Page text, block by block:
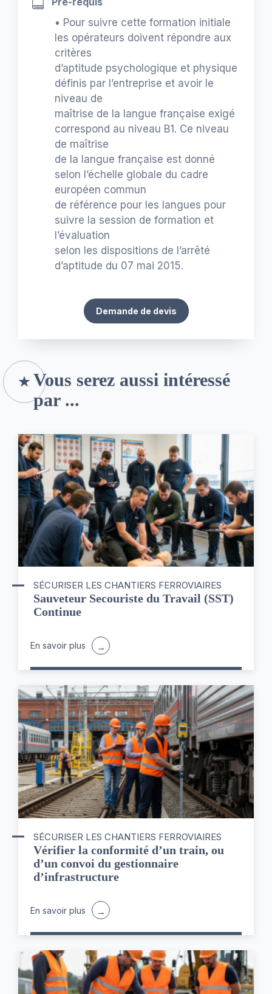
• Pour suivre cette formation initiale
les opérateurs doivent répondre aux
critères
d’aptitude psychologique et physique
définis par l’entreprise et avoir le
niveau de
maîtrise de la langue française exigé
correspond au niveau B1. Ce niveau
de maîtrise
de la langue française est donné
selon l’échelle globale du cadre
européen commun
de référence pour les langues pour
suivre la session de formation et
l’évaluation
selon les dispositions de l’arrêté
d’aptitude du 07 mai 2015.
Demande de devis
Vous serez aussi intéressé
par ...
SÉCURISER LES CHANTIERS FERROVIAIRES
Sauveteur Secouriste du Travail (SST)
Continue
En savoir plus
SÉCURISER LES CHANTIERS FERROVIAIRES
Vérifier la conformité d’un train, ou
d’un convoi du gestionnaire
d’infrastructure
En savoir plus